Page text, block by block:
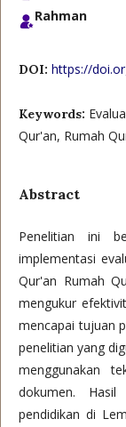
Rahman
DOI: https://
Keywords:
Qur'an, Rumah
Abstract
Penelitian ini
implementasi
Qur'an Rumah
mengukur
mencapai tujuan
penelitian yang
menggunakan
dokumen. Hasil
pendidikan di